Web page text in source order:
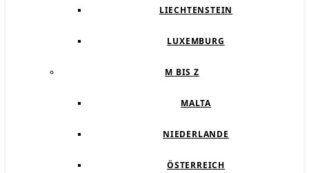
LIECHTENSTEIN
LUXEMBURG
M BIS Z
MALTA
NIEDERLANDE
ÖSTERREICH